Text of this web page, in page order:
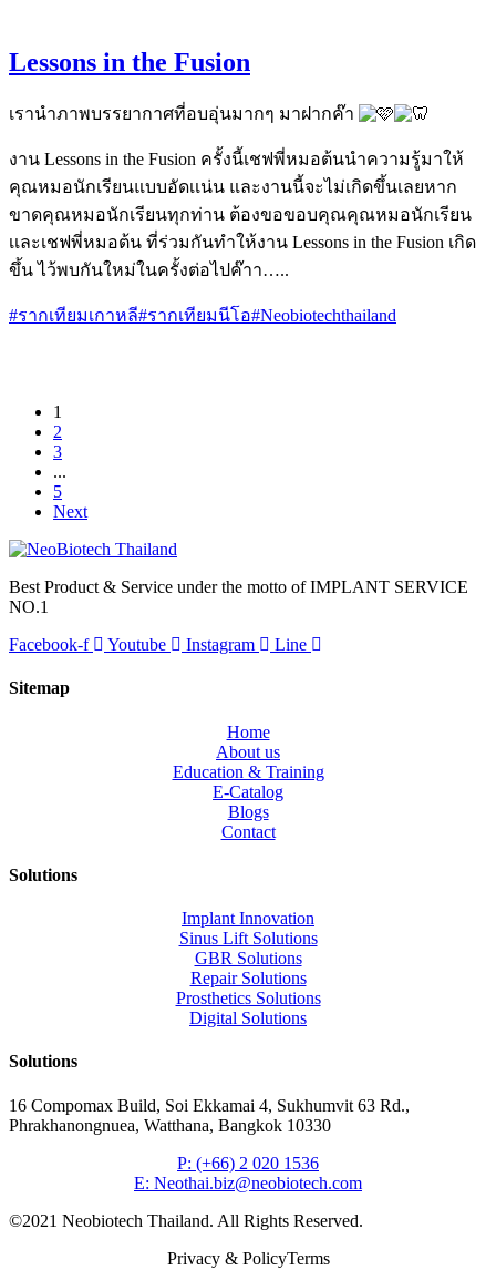
Lessons in the Fusion
เรานำภาพบรรยากาศที่อบอุ่นมากๆ มาฝากค๊า
งาน Lessons in the Fusion ครั้งนี้เชฟพี่หมอต้นนำความรู้มาให้
คุณหมอนักเรียนแบบอัดเเน่น และงานนี้จะไม่เกิดขึ้นเลยหาก
ขาดคุณหมอนักเรียนทุกท่าน ต้องขอขอบคุณคุณหมอนักเรียน
เเละเชฟพี่หมอต้น ที่ร่วมกันทำให้งาน Lessons in the Fusion เกิด
ขึ้น ไว้พบกันใหม่ในครั้งต่อไปค๊าา…..
#รากเทียมเกาหลี#รากเทียมนีโอ#Neobiotechthailand
1
2
3
...
5
Next
Best Product & Service under the motto of IMPLANT SERVICE
NO.1
Facebook-f
Youtube Instagram Line
Sitemap
Home
About us
Education & Training
E-Catalog
Blogs
Contact
Solutions
Implant Innovation
Sinus Lift Solutions
GBR Solutions
Repair Solutions
Prosthetics Solutions
Digital Solutions
Solutions
16 Compomax Build, Soi Ekkamai 4, Sukhumvit 63 Rd.,
Phrakhanongnuea, Watthana, Bangkok 10330
P: (+66) 2 020 1536
E: Neothai.biz@neobiotech.com
©2021 Neobiotech Thailand. All Rights Reserved.
Privacy & PolicyTerms